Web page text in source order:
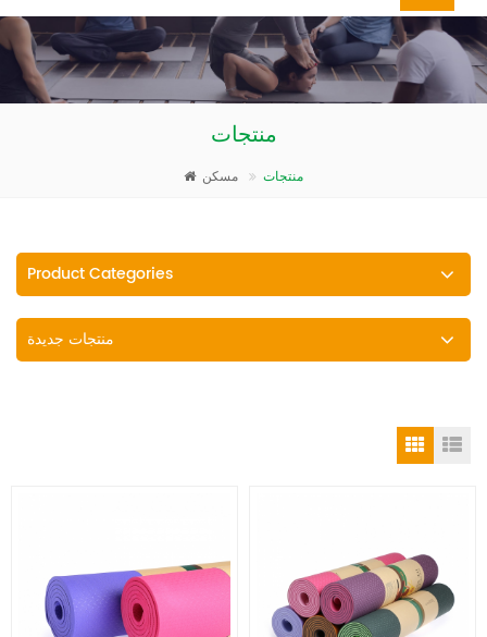
منتجات
مسكن منتجات
Product Categories
منتجات جديدة